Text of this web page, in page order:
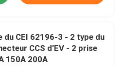
du CEI 62196-3 - 2 type du
CCS d'EV - 2 prise
150A 200A